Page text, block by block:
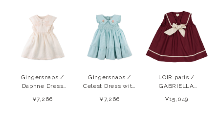
Gingersnaps /
Daphne Dress
Details SS25
¥7,266
Gingersnaps /
Celest Dress with
Collar SS25
¥7,266
LOIR paris /
GABRIELLA
(BURGUNDY)
¥15,049